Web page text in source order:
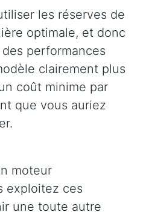
les réserves de
optimale, et donc
performances
clairement plus
coût minime par
que vous auriez
moteur
exploitez ces
une toute autre